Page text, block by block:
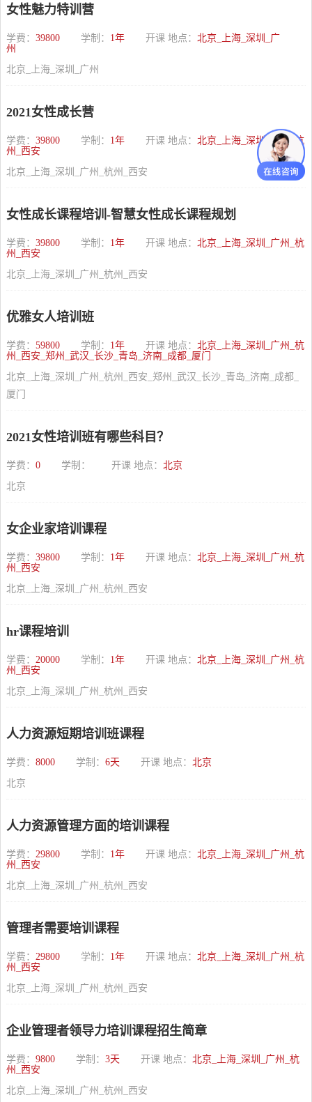
女性魅力特训营
学费： 39800 学制： 1年 开课 地点： 北京_上海_深圳_广
州
北京_上海_深圳_广州
2021女性成长营
学费： 39800 学制： 1年 开课 地点： 北京_上海_深圳_广州_杭
州_西安
北京_上海_深圳_广州_杭州_西安
女性成长课程培训-智慧女性成长课程规划
学费： 39800 学制： 1年 开课 地点： 北京_上海_深圳_广州_杭
州_西安
北京_上海_深圳_广州_杭州_西安
优雅女人培训班
学费： 59800 学制： 1年 开课 地点： 北京_上海_深圳_广州_杭
州_西安_郑州_武汉_长沙_青岛_济南_成都_厦门
北京_上海_深圳_广州_杭州_西安_郑州_武汉_长沙_青岛_济南_成都_
厦门
2021女性培训班有哪些科目？
学费： 0 学制： 开课 地点： 北京
北京
女企业家培训课程
学费： 39800 学制： 1年 开课 地点： 北京_上海_深圳_广州_杭
州_西安
北京_上海_深圳_广州_杭州_西安
hr课程培训
学费： 20000 学制： 1年 开课 地点： 北京_上海_深圳_广州_杭
州_西安
北京_上海_深圳_广州_杭州_西安
人力资源短期培训班课程
学费： 8000 学制： 6天 开课 地点： 北京
北京
人力资源管理方面的培训课程
学费： 29800 学制： 1年 开课 地点： 北京_上海_深圳_广州_杭
州_西安
北京_上海_深圳_广州_杭州_西安
管理者需要培训课程
学费： 29800 学制： 1年 开课 地点： 北京_上海_深圳_广州_杭
州_西安
北京_上海_深圳_广州_杭州_西安
企业管理者领导力培训课程招生简章
学费： 9800 学制： 3天 开课 地点： 北京_上海_深圳_广州_杭
州_西安
北京_上海_深圳_广州_杭州_西安